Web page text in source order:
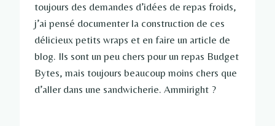
toujours des demandes d’idées de repas froids,
j’ai pensé documenter la construction de ces
délicieux petits wraps et en faire un article de
blog. Ils sont un peu chers pour un repas Budget
Bytes, mais toujours beaucoup moins chers que
d’aller dans une sandwicherie. Ammiright ?